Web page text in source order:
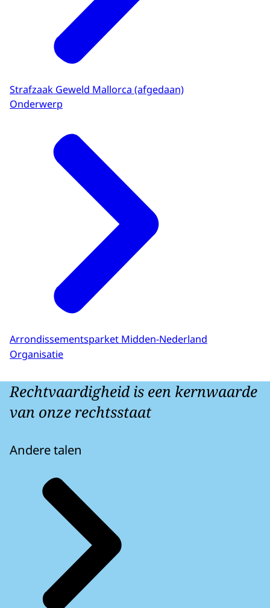
Strafzaak Geweld Mallorca (afgedaan)
Onderwerp
Arrondissementsparket Midden-Nederland
Organisatie
Rechtvaardigheid is een kernwaarde
van onze rechtsstaat
Andere talen